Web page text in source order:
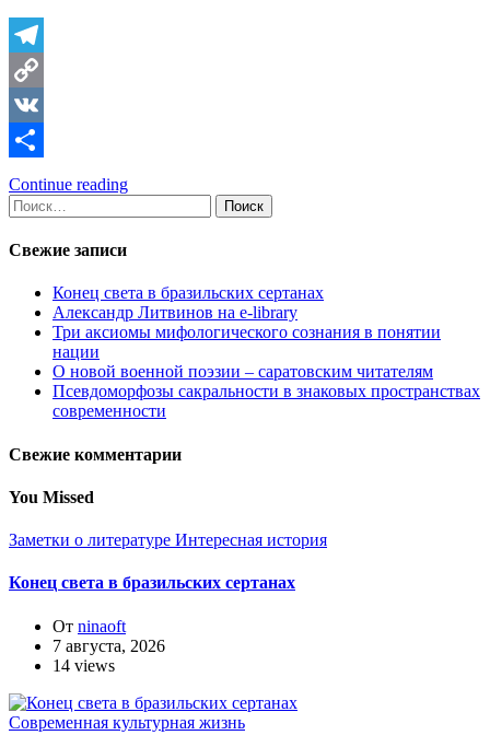
Telegram
Copy
Link
VK
Отправить
Continue reading
Найти:
Свежие записи
Конец света в бразильских сертанах
Александр Литвинов на e-library
Три аксиомы мифологического сознания в понятии
нации
О новой военной поэзии – саратовским читателям
Псевдоморфозы сакральности в знаковых пространствах
современности
Свежие комментарии
You Missed
Заметки о литературе Интересная история
Конец света в бразильских сертанах
От ninaoft
7 августа, 2026
14 views
Современная культурная жизнь